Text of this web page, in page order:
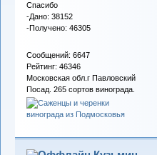
Спасибо
-Дано: 38152
-Получено: 46305
Сообщений: 6647
Рейтинг: 46346
Московская обл.г Павловский
Посад. 265 сортов винограда.